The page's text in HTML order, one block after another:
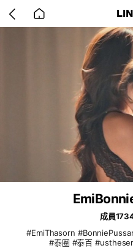
back
to
成員
#EmiThasorn
#泰圈 #泰百